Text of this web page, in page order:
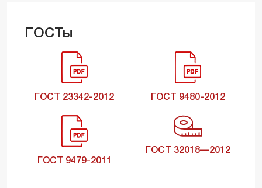
ГОСТы
ГОСТ 23342-2012 ГОСТ 9480-2012
ГОСТ 9479-2011
ГОСТ 32018—2012